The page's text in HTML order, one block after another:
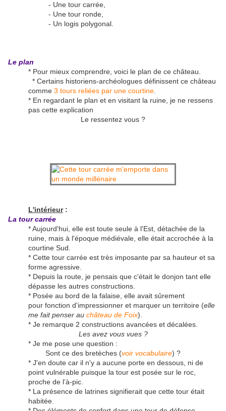
- Une tour carrée,
- Une tour ronde,
- Un logis polygonal.
Le plan
* Pour mieux comprendre, voici le plan de ce château.
* Certains historiens-archéologues définissent ce château
comme 3 tours reliées par une courtine
* En regardant le plan et en visitant la ruine, je ne ressens
pas cette explication
Le ressentez vous ?
L'intérieur:
La tour carrée
* Aujourd'hui, elle est toute seule à l'Est, détachée de la
ruine, mais à l'époque médiévale, elle était accrochée à la
courtine Sud.
* Cette tour carrée est très imposante par sa hauteur et sa
forme agressive.
* Depuis la route, je pensais que c'était le donjon tant elle
dépasse les autres constructions.
* Posée au bord de la falaise, elle avait sûrement
pour fonction d'impressionner et marquer un territoire (elle
me fait penser au château de Foix).
* Je remarque 2 constructions avancées et décalées.
Les avez vous vues ?
* Je me pose une question :
Sont ce des bretèches (voir vocabulaire) ?
* J'en doute car il n'y a aucune porte en dessous, ni de
point vulnérable puisque la tour est posée sur le roc,
proche de l’à-pic.
* La présence de latrines signifierait que cette tour était
habitée.